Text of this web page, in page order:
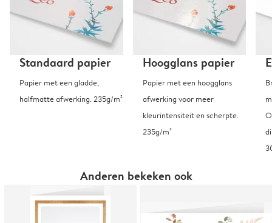
Standaard papier
Papier met een gladde,
halfmatte afwerking. 235g/m²
Hoogglans papier
Papier met een hoogglans
afwerking voor meer
kleurintensiteit en scherpte.
235g/m²
Anderen bekeken ook